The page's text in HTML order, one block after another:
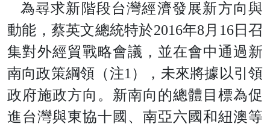
為尋求新階段台灣經濟發展新方向與
動能，蔡英文總統特於2016年8 月 16日 召
集對外經貿戰略會議，並在會中通過新
南向政策綱領（注1 ），未來將據以引領
政府施政方向。新南向的總體目標為促
進台灣與東協十國、南亞六國和紐澳等